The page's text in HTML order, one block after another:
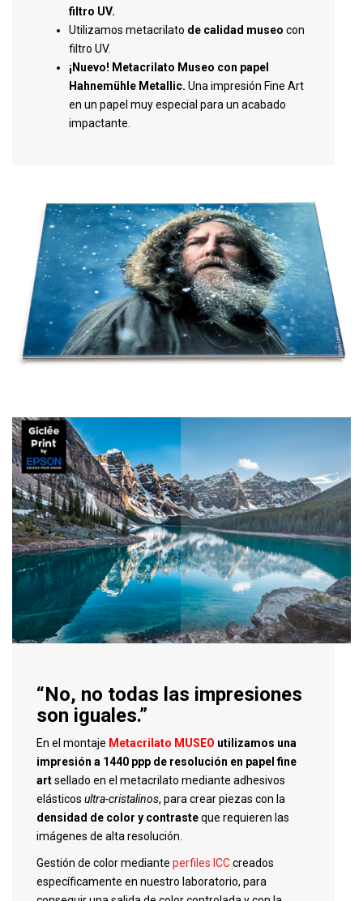
filtro UV.
Utilizamos metacrilato de calidad museo con
filtro UV.
¡Nuevo! Metacrilato Museo con papel
Hahnemühle Metallic. Una impresión Fine Art
en un papel muy especial para un acabado
impactante.
“No, no todas las impresiones
son iguales.”
En el montaje Metacrilato MUSEO utilizamos una
impresión a 1440 ppp de resolución en papel fine
artsellado en el metacrilato mediante adhesivos
elásticos ultra-cristalinos, para crear piezas con la
densidad de color y contrasteque requieren las
imágenes de alta resolución.
Gestión de color mediante perfiles ICCcreados
específicamente en nuestro laboratorio, para